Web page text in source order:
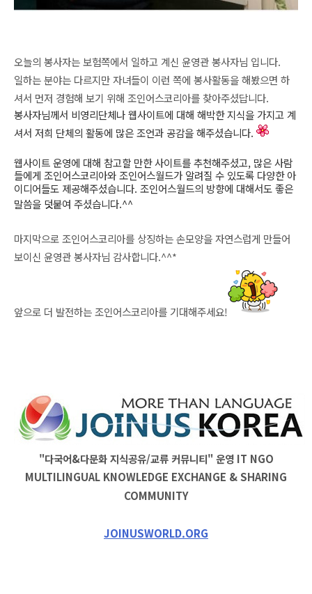
오늘의 봉사자는 보험쪽에서 일하고 계신 윤영관 봉사자님 입니다.
일하는 분야는 다르지만 자녀들이 이런 쪽에 봉사활동을 해봤으면 하
셔서 먼저 경험해 보기 위해 조인어스코리아를 찾아주셨답니다.
봉사자님께서 비영리단체나 웹사이트에 대해 해박한 지식을 가지고 계
셔서 저희 단체의 활동에 많은 조언과 공감을 해주셨습니다.
웹사이트 운영에 대해 참고할 만한 사이트를추천해주셨고, 많은 사람
들에게 조인어스코리아와 조인어스월드가 알려질 수 있도록 다양한 아
이디어들도 제공해주셨습니다. 조인어스월드의 방향에 대해서도 좋은
말씀을 덧붙여 주셨습니다.^^
마지막으로 조인어스코리아를 상징하는 손모양을 자연스럽게 만들어
보이신 윤영관 봉사자님 감사합니다.^^*
앞으로 더 발전하는 조인어스코리아를 기대해주세요!
"다국어&다문화 지식공유/교류 커뮤니티" 운영 IT NGO
MULTILINGUAL KNOWLEDGE EXCHANGE & SHARING
COMMUNITY
JOINUSWORLD.ORG